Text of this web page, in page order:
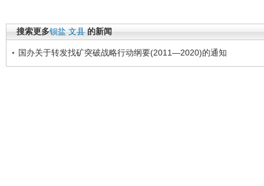
搜索更多钡盐 文县 的新闻
国办关于转发找矿突破战略行动纲要(2011—2020)的通知